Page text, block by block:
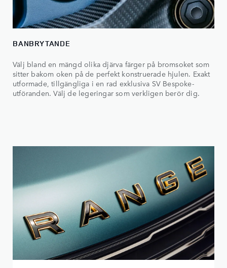
BANBRYTANDE
Välj bland en mängd olika djärva färger på bromsoket som
sitter bakom oken på de perfekt konstruerade hjulen. Exakt
utformade, tillgängliga i en rad exklusiva SV Bespoke-
utföranden. Välj de legeringar som verkligen berör dig.